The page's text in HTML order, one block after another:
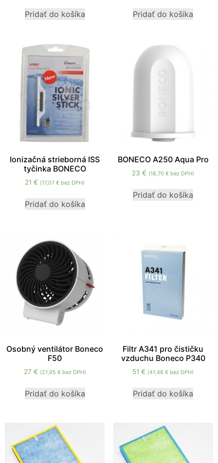
Pridať do košíka Pridať do košíka
Ionizačná strieborná ISS
tyčinka BONECO
21€ (17,07€ bez DPH)
Pridať do košíka
BONECO A250 Aqua Pro
23€ (18,70€ bez DPH)
Pridať do košíka
Osobný ventilátor Boneco
F50
27 € (21,95 €bez DPH)
Pridať do košíka
Filtr A341 pro čističku
vzduchu Boneco P340
51€ (41,46€ bez DPH)
Pridať do košíka
visit. If you
functionality will
disappear from
the website.
návštevy
čo
Ak tieto
cookie
zmiznú.